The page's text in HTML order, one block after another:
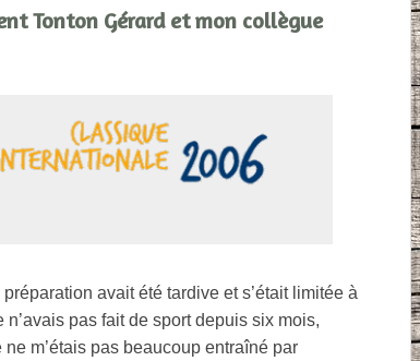
Tonton Gérard et mon collègue
avait été tardive et s’était limitée à
n’avais pas fait de sport depuis six mois,
m’étais pas beaucoup entraîné par